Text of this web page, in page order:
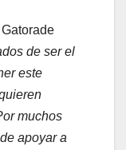
de ser el
este
muchos
apoyar a